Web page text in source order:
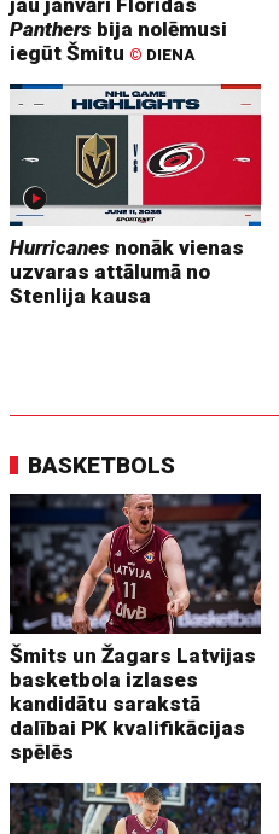
Panthers bija nolēmusi
iegūt Šmitu © DIENA
Hurricanes nonāk vienas
uzvaras attālumā no
Stenlija kausa
BASKETBOLS
Šmits un Žagars Latvijas
basketbola izlases
kandidātu sarakstā
dalībai PK kvalifikācijas
spēlēs